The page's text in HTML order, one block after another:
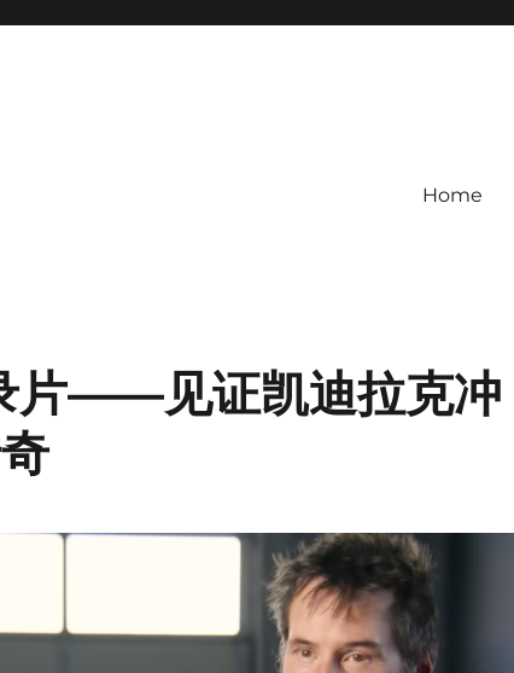
Home
片——见证凯迪拉克冲